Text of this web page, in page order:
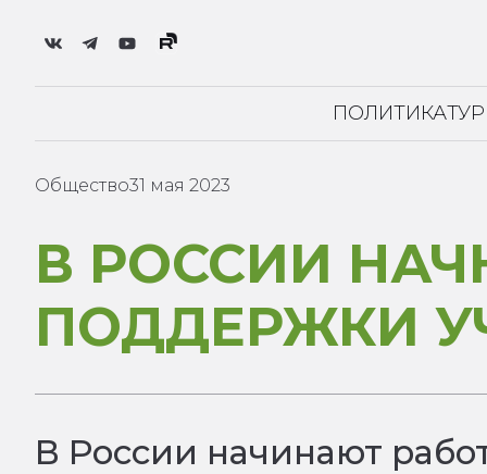
ПОЛИТИКА
Общество31 мая 2023
В РОССИИ
ПОДДЕРЖКИ
В России начинают